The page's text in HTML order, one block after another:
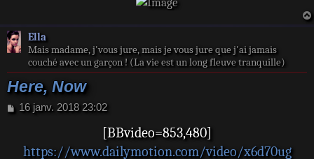
Black,
philo,
Ella
Mais madame, j'vous jure, mais je vous jure que j'ai jamais
couché avec un garçon ! (La vie est un long fleuve tranquille)
Here, Now
M16 janv. 2018 23:02
[BBvideo=853,480]
https://www.dailymotion.com/video/x6d70ug